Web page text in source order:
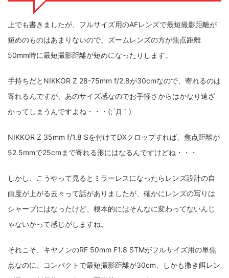
上でも書きましたが、フルサイズ用のAFレンズで最短撮影距離が
短めのものはあまりないので、ズームレンズの方が焦点距離
50mm時に最短撮影距離が短めになったりします。
手持ちだとNIKKOR Z 28-75mm f/2.8が30cmなので、寄れるのは
寄れるんですが、あのサイズ感なのでお手軽さからはかなり遠ざ
かってしまうんですよね・・・(;´Д｀)
NIKKOR Z 35mm f/1.8 Sを付けてDXクロップすれば、焦点距離が
52.5mmで25cmまで寄れる形にはなるんですけどね・・・
しかし、こうやって見るとミラーレスになったらレンズ設計の自
由度が上がる云々って話がありましたが、確かにレンズの写りは
シャープにはなったけど、根本的にはそんなに変わってないんじ
ゃないかって感じがしますね。
それこそ、キヤノンのRF 50mm F1.8 STMがフルサイズ用の単焦
点なのに、コンパクトで最短撮影距離が30cm、しかも撒き餌レン